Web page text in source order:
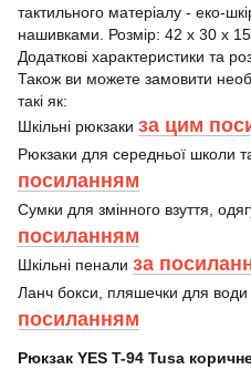
тактильного матеріалу - еко-
нашивками. Розмір: 42 х 30 х 15
Додаткові характеристики та
Також ви можете замовити
такі як:
Шкільні рюкзаки за цим
Рюкзаки для середньої школи
посиланням
Сумки для змінного взуття,
посиланням
Шкільні пенали за
Ланч бокси, пляшечки для води
посиланням
Рюкзак YES T-94 Tusa